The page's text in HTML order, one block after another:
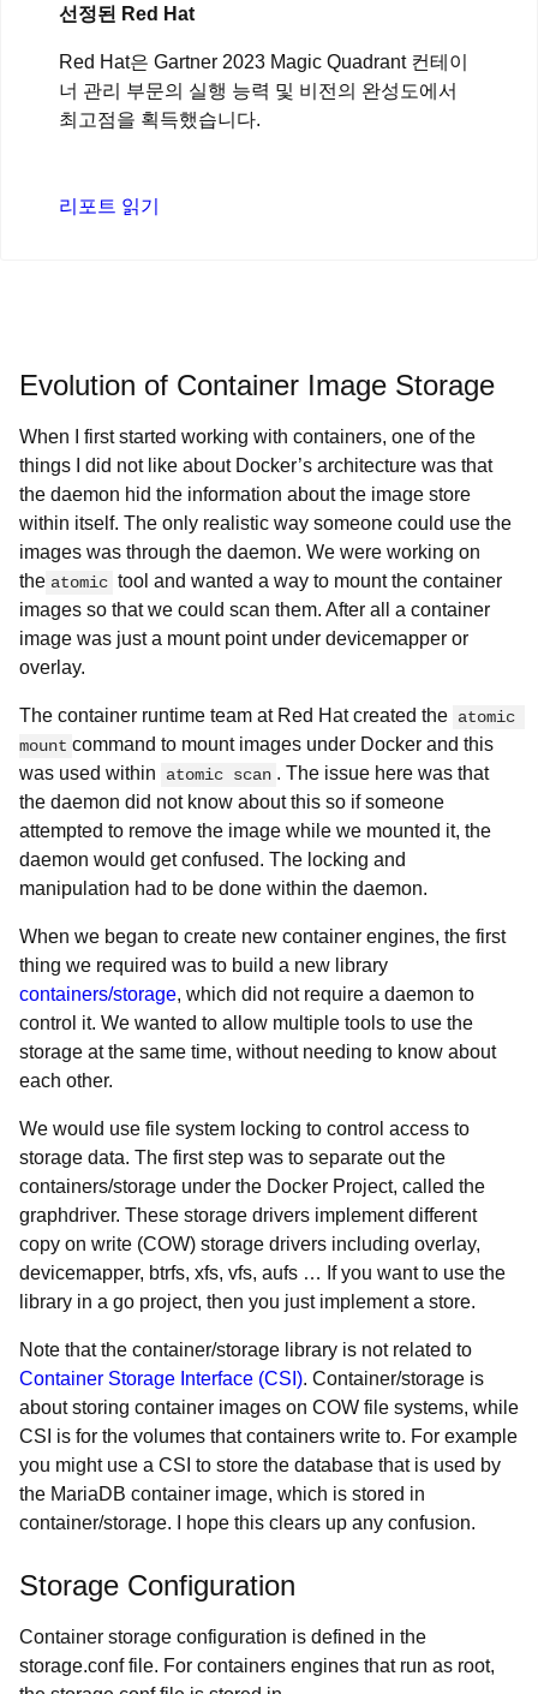
선정된 Red Hat
Red Hat은 Gartner 2023 Magic Quadrant 컨테이
너 관리 부문의 실행 능력 및 비전의 완성도에서
최고점을 획득했습니다.
리포트 읽기
Evolution of Container Image Storage
When I first started working with containers, one of the
things I did not like about Docker’s architecture was that
the daemon hid the information about the image store
within itself. The only realistic way someone could use the
images was through the daemon. We were working on
the atomic tool and wanted a way to mount the container
images so that we could scan them. After all a container
image was just a mount point under devicemapper or
overlay.
The container runtime team at Red Hat created the atomic
mount command to mount images under Docker and this
was used within
atomic scan . The issue here was that
the daemon did not know about this so if someone
attempted to remove the image while we mounted it, the
daemon would get confused. The locking and
manipulation had to be done within the daemon.
When we began to create new container engines, the first
thing we required was to build a new library
containers/storage, which did not require a daemon to
control it. We wanted to allow multiple tools to use the
storage at the same time, without needing to know about
each other.
We would use file system locking to control access to
storage data. The first step was to separate out the
containers/storage under the Docker Project, called the
graphdriver. These storage drivers implement different
copy on write (COW) storage drivers including overlay,
devicemapper, btrfs, xfs, vfs, aufs … If you want to use the
library in a go project, then you just implement a store.
Note that the container/storage library is not related to
Container Storage Interface (CSI). Container/storage is
about storing container images on COW file systems, while
CSI is for the volumes that containers write to. For example
you might use a CSI to store the database that is used by
the MariaDB container image, which is stored in
container/storage. I hope this clears up any confusion.
Storage Configuration
Container storage configuration is defined in the
storage.conf file. For containers engines that run as root,